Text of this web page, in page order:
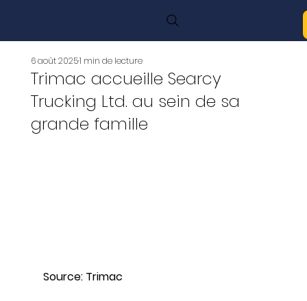
Trimac accueille Searcy
Trucking Ltd. au sein de sa
grande famille
6 août 20251 min de lecture
Source: Trimac